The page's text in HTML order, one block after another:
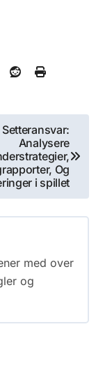
Setteransvar:
Analysere
Og
i spillet
med over
og